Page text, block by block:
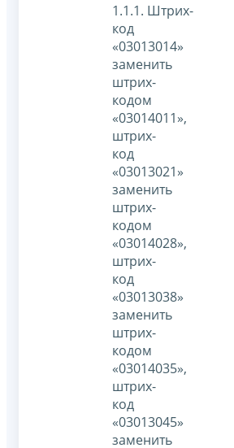
1.1.1. Штрих-
код
«03013014»
заменить
штрих-
кодом
«03014011»,
штрих-
код
«03013021»
заменить
штрих-
кодом
«03014028»,
штрих-
код
«03013038»
заменить
штрих-
кодом
«03014035»,
штрих-
код
«03013045»
заменить